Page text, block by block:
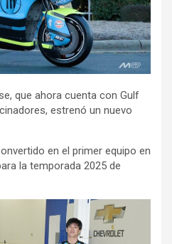
que ahora cuenta con Gulf
estrenó un nuevo
en el primer equipo en
la temporada 2025 de